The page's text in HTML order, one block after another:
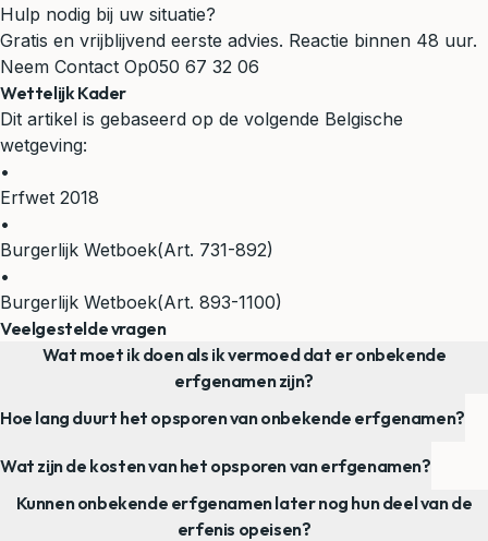
Hulp nodig bij uw situatie?
Gratis en vrijblijvend eerste advies. Reactie binnen 48 uur.
Neem Contact Op050 67 32 06
Wettelijk Kader
Dit artikel is gebaseerd op de volgende Belgische
wetgeving:
•
Erfwet 2018
•
Burgerlijk Wetboek(Art. 731-892)
•
Burgerlijk Wetboek(Art. 893-1100)
Veelgestelde vragen
Wat moet ik doen als ik vermoed dat er onbekende
erfgenamen zijn?
Hoe lang duurt het opsporen van onbekende erfgenamen?
Wat zijn de kosten van het opsporen van erfgenamen?
Kunnen onbekende erfgenamen later nog hun deel van de
erfenis opeisen?